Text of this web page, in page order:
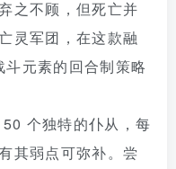
之不顾，但死亡并
灵军团，在这款融
元素的回合制策略
个独特的仆从，每
其弱点可弥补。尝